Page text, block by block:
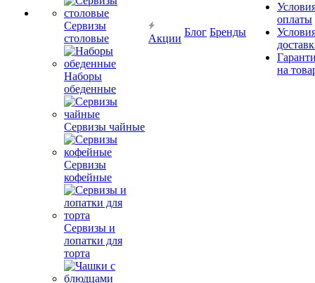
Сервизы
столовые
Наборы
обеденные
Сервизы чайные
Сервизы
кофейные
Сервизы и
лопатки для
торта
Акции
Блог Бренды
оплаты
на